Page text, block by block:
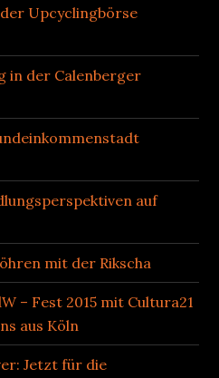
Upcyclingbörse
in der Calenberger
auf
mit der Rikscha
– Fest 2015 mit Cultura21
aus Köln
Jetzt für die